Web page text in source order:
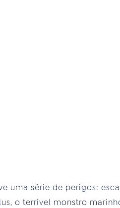
uma série de perigos:
o terrível monstro